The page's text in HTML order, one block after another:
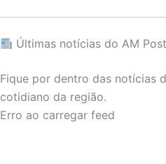
Últimas notícias do AM Post
Fique por dentro das notícias
cotidiano da região.
Erro ao carregar feed